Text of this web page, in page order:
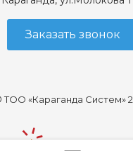
Заказать звонок
ТОО «Караганда Систем»